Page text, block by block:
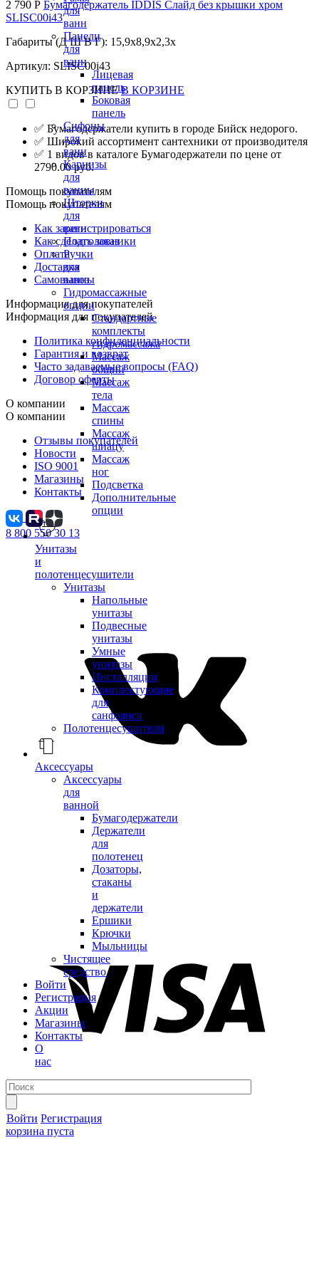
для
ванн
Панели
для
ванн
Лицевая
панель
Боковая
панель
Сифоны
для
ванн
Карнизы
для
ванны
Шторки
для
ванн
Подголовники
Ручки
для
ванны
Гидромассажные
опции
Стандартные
комплекты
гидромассажа
Массаж
общий
Массаж
тела
Массаж
спины
Массаж
шиацу
Массаж
ног
Подсветка
Дополнительные
опции
Унитазы
и
полотенцесушители
Унитазы
Напольные
унитазы
Подвесные
унитазы
Умные
унитазы
Инсталляции
Комплектующие
для
санфаянса
Полотенцесушители
Аксессуары
Аксессуары
для
ванной
Бумагодержатели
Держатели
для
полотенец
Дозаторы,
стаканы
и
держатели
Ершики
Крючки
Мыльницы
Чистящее
средство
Войти
Регистрация
Акции
Магазины
Контакты
О
нас
Войти Регистрация
корзина пуста
2 790 Р Бумагодержатель IDDIS Слайд без крышки хром
SLISC00i43
Габариты (Д Ш В Г): 15,9x8,9x2,3x
Артикул: SLISC00i43
КУПИТЬ В КОРЗИНЕ В КОРЗИНЕ
✅ Бумагодержатели купить в городе Бийск недорого.
✅ Широкий ассортимент сантехники от производителя
✅ 1 видов в каталоге Бумагодержатели по цене от
2790.00 руб.
Помощь покупателям
Помощь покупателям
Как зарегистрироваться
Как сделать заказ
Оплата
Доставка
Самовывоз
Информация для покупателей
Информация для покупателей
Политика конфиденциальности
Гарантия и возврат
Часто задаваемые вопросы (FAQ)
Договор оферты
О компании
О компании
Отзывы покупателей
Новости
ISO 9001
Магазины
Контакты
8 800 550 30 13